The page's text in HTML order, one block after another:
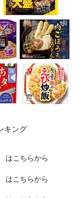
キング
はこちらから
はこちらから